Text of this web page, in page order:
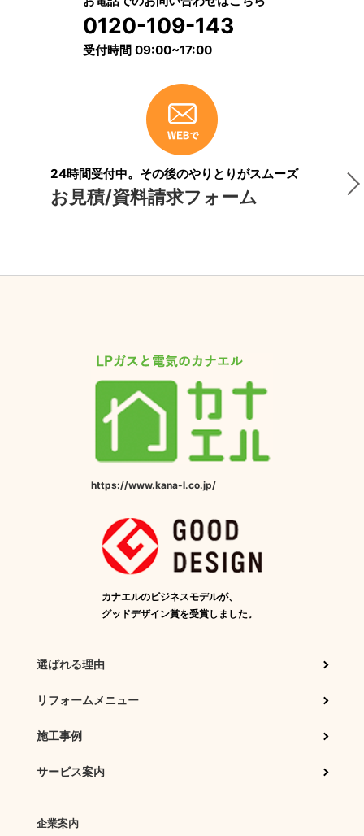
0120-109-143
受付時間 09:00~17:00
24時間受付中。その後のやりとりがスムーズ
お見積/資料請求フォーム
https://www.kana-l.co.jp/
カナエルのビジネスモデルが、
グッドデザイン賞を受賞しました。
選ばれる理由
リフォームメニュー
施工事例
サービス案内
企業案内